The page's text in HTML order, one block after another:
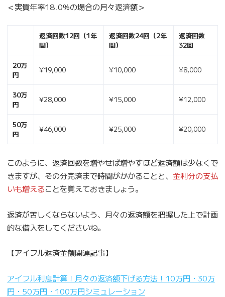
＜実質年率18.0%の場合の月々返済額＞
返済回数12回（1年
間）
返済回数24回（2年
間）
返済回数
32回
20万
円
¥19,000 ¥10,000 ¥8,000
30万
円
¥28,000 ¥15,000 ¥12,000
50万
円
¥46,000 ¥25,000 ¥20,000
このように、返済回数を増やせば増やすほど返済額は少なくで
きますが、その分完済まで時間がかかることと、 金利分の支払
いも増えることを覚えておきましょう。
返済が苦しくならないよう、月々の返済額を把握した上で計画
的な借入をしてくださいね。
【アイフル返済金額関連記事】
アイフル利息計算！月々の返済額下げる方法！10万円・30万
円・50万円・100万円シミュレーション